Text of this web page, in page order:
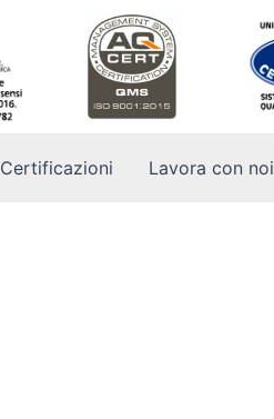
Certificazioni Lavora con noi